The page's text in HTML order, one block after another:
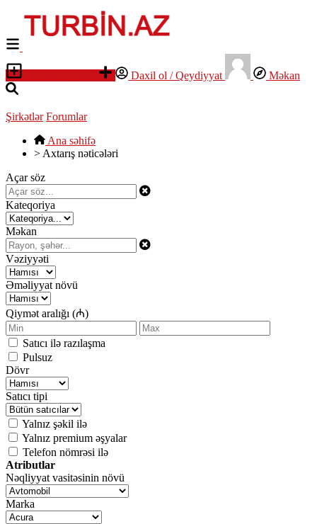
Daxil ol / Qeydiyyat Məkan
Şirkətlər Forumlar
Ana səhifə
> Axtarış nəticələri
Açar söz
Kateqoriya
Məkan
Vəziyyəti
Əməliyyat növü
Qiymət aralığı (₼)
Satıcı ilə razılaşma
Pulsuz
Dövr
Satıcı tipi
Yalnız şəkil ilə
Yalnız premium əşyalar
Telefon nömrəsi ilə
Atributlar
Nəqliyyat vasitəsinin növü
Marka